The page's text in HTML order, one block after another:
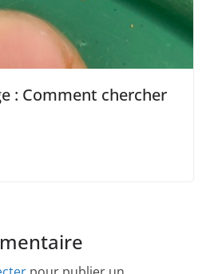
: Comment chercher